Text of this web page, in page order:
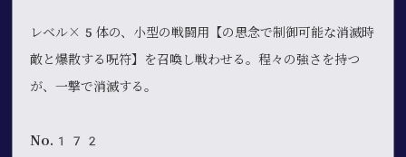
レベル×5体の、小型の戦闘用【の思念で制御可能な消滅時
敵と爆散する呪符】を召喚し戦わせる。程々の強さを持つ
が、一撃で消滅する。
No.172